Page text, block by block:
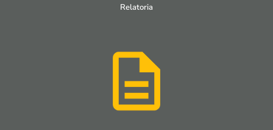
Relatoria